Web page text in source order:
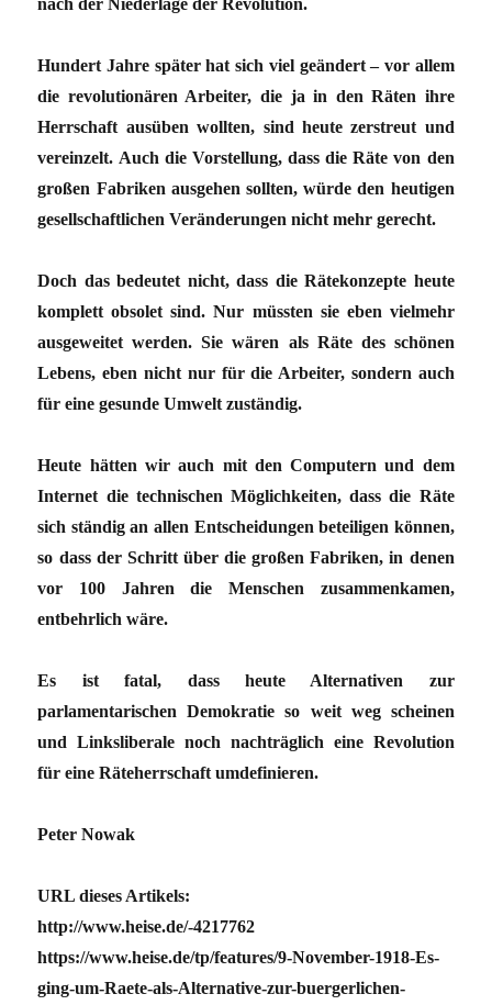
Hundert Jahre später hat sich viel geändert – vor allem
die revolutionären Arbeiter, die ja in den Räten ihre
Herrschaft ausüben wollten, sind heute zerstreut und
vereinzelt. Auch die Vorstellung, dass die Räte von den
großen Fabriken ausgehen sollten, würde den heutigen
gesellschaftlichen Veränderungen nicht mehr gerecht.
Doch das bedeutet nicht, dass die Rätekonzepte heute
komplett obsolet sind. Nur müssten sie eben vielmehr
ausgeweitet werden. Sie wären als Räte des schönen
Lebens, eben nicht nur für die Arbeiter, sondern auch
für eine gesunde Umwelt zuständig.
Heute hätten wir auch mit den Computern und dem
Internet die technischen Möglichkeiten, dass die Räte
sich ständig an allen Entscheidungen beteiligen können,
so dass der Schritt über die großen Fabriken, in denen
vor 100 Jahren die Menschen zusammenkamen,
entbehrlich wäre.
Es ist fatal, dass heute Alternativen zur
parlamentarischen Demokratie so weit weg scheinen
und Linksliberale noch nachträglich eine Revolution
für eine Räteherrschaft umdefinieren.
Peter Nowak
URL dieses Artikels:
http://www.heise.de/-4217762
https://www.heise.de/tp/features/9-November-1918-Es-
ging-um-Raete-als-Alternative-zur-buergerlichen-